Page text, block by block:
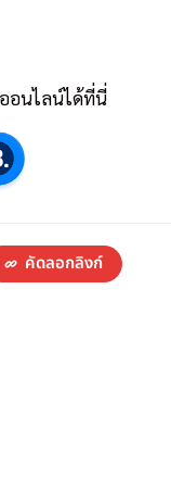
ออนไลน์ได้ที่นี่
คัดลอกลิงก์